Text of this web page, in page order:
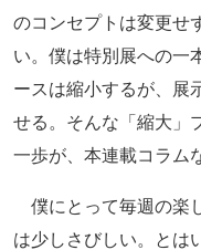
のコンセプトは変更せ
い。僕は特別展への一
ースは縮小するが、展
せる。そんな「縮大」
一歩が、本連載コラム
僕にとって毎週の楽
は少しさびしい。とは